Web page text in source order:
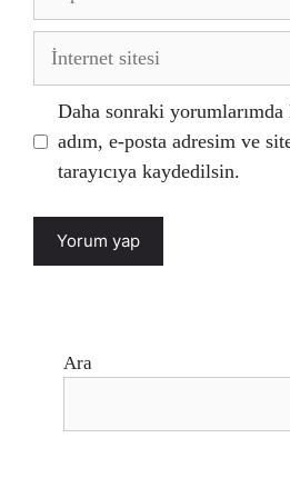
posta
İnternet
Daha sonraki yorumlarımda
adım, e-posta adresim ve
tarayıcıya kaydedilsin.
Ara